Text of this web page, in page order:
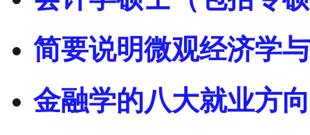
简要说明微观经济学
金融学的八大就业方